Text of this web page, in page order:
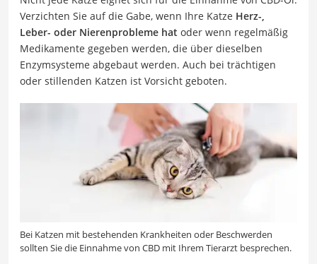
Verzichten Sie auf die Gabe, wenn Ihre Katze Herz-,
Leber- oder Nierenprobleme hat oder wenn regelmäßig
Medikamente gegeben werden, die über dieselben
Enzymsysteme abgebaut werden. Auch bei trächtigen
oder stillenden Katzen ist Vorsicht geboten.
Bei Katzen mit bestehenden Krankheiten oder Beschwerden
sollten Sie die Einnahme von CBD mit Ihrem Tierarzt besprechen.